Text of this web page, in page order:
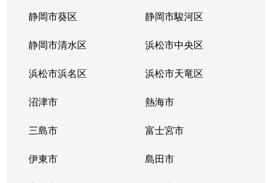
静岡市葵区 静岡市駿河区
静岡市清水区 浜松市中央区
浜松市浜名区 浜松市天竜区
沼津市 熱海市
三島市 富士宮市
伊東市 島田市